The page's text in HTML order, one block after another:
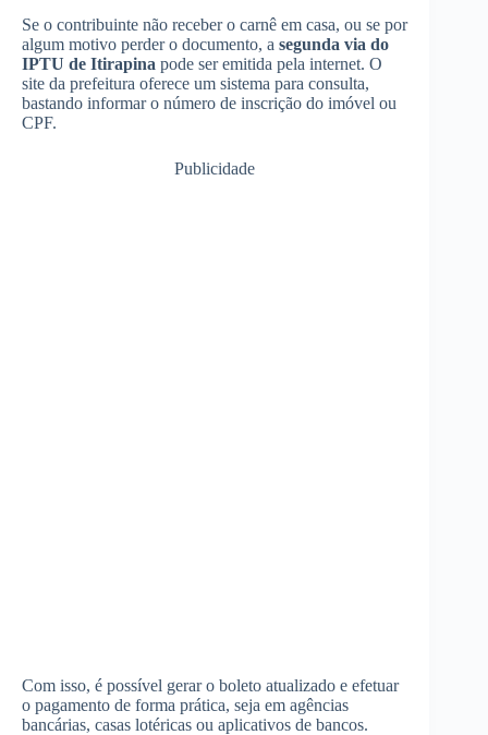
Se o contribuinte não receber o carnê em casa, ou se por
algum motivo perder o documento, a segunda via do
IPTU de Itirapina pode ser emitida pela internet. O
site da prefeitura oferece um sistema para consulta,
bastando informar o número de inscrição do imóvel ou
CPF.
Publicidade
Com isso, é possível gerar o boleto atualizado e efetuar
o pagamento de forma prática, seja em agências
bancárias, casas lotéricas ou aplicativos de bancos.